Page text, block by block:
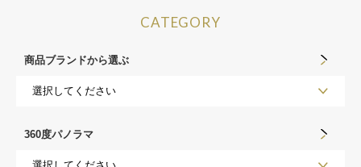
CATEGORY
商品ブランドから選ぶ
360度パノラマ